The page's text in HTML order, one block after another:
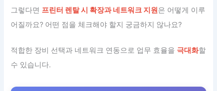
그렇다면 프린터 렌탈 시 확장과 네트워크 지원은 어떻게 이루
어질까요? 어떤 점을 체크해야 할지 궁금하지 않나요?
적합한 장비 선택과 네트워크 연동으로 업무 효율을 극대화할
수 있습니다.